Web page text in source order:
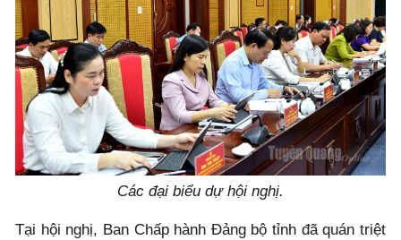
Các đại biểu dự hội nghị.
Tại hội nghị, Ban Chấp hành Đảng bộ tỉnh đã quán triệt